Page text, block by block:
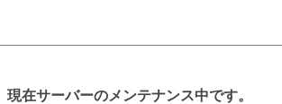
現在サーバーのメンテナンス中です。